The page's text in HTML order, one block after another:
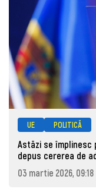
UE POLITICĂ
Astăzi se împlinesc
depus cererea de
03 martie 2026, 09:18